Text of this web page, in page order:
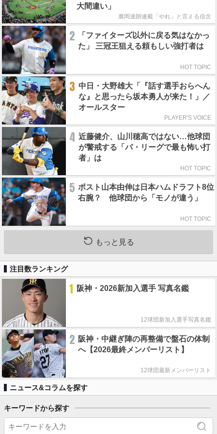
大間違い」
廣岡達朗連載「やれ」と言える信念
2
「ファイターズ以外に戻る気はなかっ
た」 三冠王狙える頼もしい強打者は
HOT TOPIC
3 中日・大野雄大「『話す選手おらへん
な』と思ったら坂本勇人が来た！」／
オールスター
PLAYER'S VOICE
4 近藤健介、山川穂高ではない…他球団
が警戒する「パ・リーグで最も怖い打
者」は
HOT TOPIC
5 ポスト山本由伸は日本ハムドラフト8位
右腕？ 他球団から「モノが違う」
HOT TOPIC
もっと見る
注目数ランキング
1 阪神・2026新加入選手 写真名鑑
12球団新加入選手写真名鑑
2 阪神・中継ぎ陣の再整備で盤石の体制
へ【2026最終メンバーリスト】
12球団最新メンバーリスト
ニュース&コラムを探す
キーワードから探す